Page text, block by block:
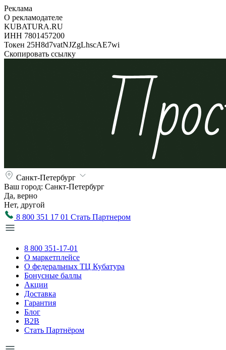
Реклама
О рекламодателе
KUBATURA.RU
ИНН 7801457200
Токен 25H8d7vatNJZgLhscAE7wi
Скопировать ссылку
Санкт-Петербург
Ваш город: Санкт-Петербург
Да, верно
Нет, другой
8 800 351 17 01 Стать Партнером
8 800 351-17-01
О маркетплейсе
О федеральных ТЦ Кубатура
Бонусные баллы
Акции
Доставка
Гарантия
Блог
B2B
Стать Партнёром